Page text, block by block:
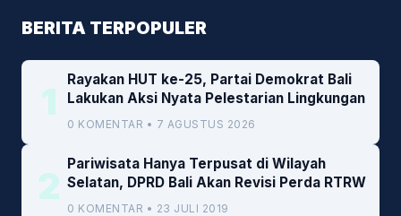
BERITA TERPOPULER
1
Rayakan HUT ke-25, Partai Demokrat Bali
Lakukan Aksi Nyata Pelestarian Lingkungan
0 KOMENTAR • 7 AGUSTUS 2026
2
Pariwisata Hanya Terpusat di Wilayah
Selatan, DPRD Bali Akan Revisi Perda RTRW
0 KOMENTAR • 23 JULI 2019